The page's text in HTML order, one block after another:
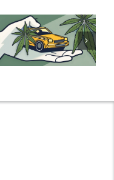
Cannabis
Samen
kaufen: Alles
was Sie